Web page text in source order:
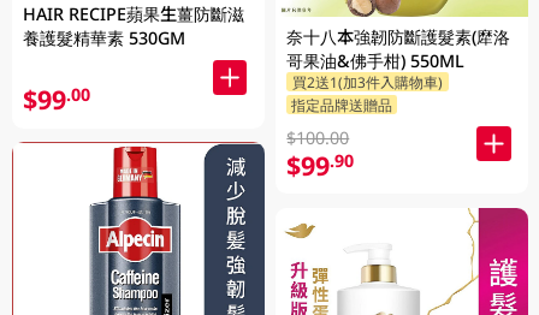
HAIR RECIPE蘋果生薑防斷滋
養護髮精華素 530GM
$99.00
奈十八本強韌防斷護髮素(犘洛
哥果油&佛手柑) 550ML
買2送1(加3件入購物車)
指定品牌送贈品
$100.00
$99.90